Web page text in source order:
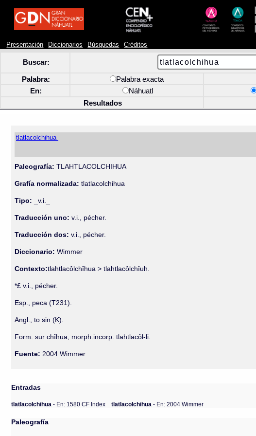
Presentación Diccionarios Búsquedas Créditos
Buscar:
Palabra: Palabra exacta
En:
Náhuatl
Resultados
tlatlacolchihua
Paleografía: TLAHTLACOLCHIHUA
Grafía normalizada: tlatlacolchihua
Tipo: _v.i._
Traducción uno: v.i., pécher.
Traducción dos: v.i., pécher.
Diccionario:Wimmer
Contexto:tlahtlacôlchîhua > tlahtlacôlchîuh.
*£ v.i., pécher.
Esp., peca (T231).
Angl., to sin (K).
Form: sur chîhua, morph.incorp. tlahtlacôl-li.
Fuente: 2004 Wimmer
Entradas
tlatlacolchihua- En: 1580 CF Index tlatlacolchihua- En: 2004 Wimmer
Paleografía